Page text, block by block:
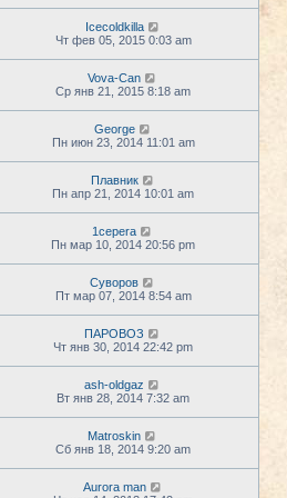
Icecoldkilla
Чт фев 05, 2015 0:03 am
Vova-Can
Ср янв 21, 2015 8:18 am
George
Пн июн 23, 2014 11:01 am
Плавник
Пн апр 21, 2014 10:01 am
1cepera
Пн мар 10, 2014 20:56 pm
Суворов
Пт мар 07, 2014 8:54 am
ПАРОВОЗ
Чт янв 30, 2014 22:42 pm
ash-oldgaz
Вт янв 28, 2014 7:32 am
Matroskin
Сб янв 18, 2014 9:20 am
Aurora man